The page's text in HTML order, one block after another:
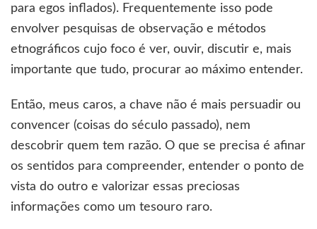
para egos inflados). Frequentemente isso pode
envolver pesquisas de observação e métodos
etnográficos cujo foco é ver, ouvir, discutir e, mais
importante que tudo, procurar ao máximo entender.
Então, meus caros, a chave não é mais persuadir ou
convencer (coisas do século passado), nem
descobrir quem tem razão. O que se precisa é afinar
os sentidos para compreender, entender o ponto de
vista do outro e valorizar essas preciosas
informações como um tesouro raro.